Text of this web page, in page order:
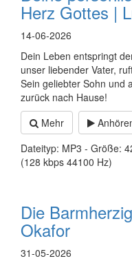
Herz Gottes |
14-06-2026
Dein Leben entspringt
unser liebender Vater,
Sein geliebter Sohn und
zurück nach Hause!
Mehr
Dateityp: MP3 - Größe:
(128 kbps 44100 Hz)
Die
Okafor
31-05-2026